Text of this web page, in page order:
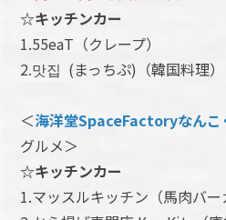
☆キッチンカー
1.55eaT（クレープ）
2.맛집 (まっちぷ)（韓国料理）
＜海洋堂SpaceFactoryなんこ
グルメ＞
☆キッチンカー
1.マッスルキッチン（馬肉バー